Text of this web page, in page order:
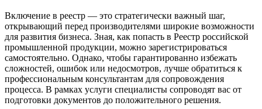
Включение в реестр — это стратегически важный шаг,
открывающий перед производителями широкие возможности
для развития бизнеса. Зная, как попасть в Реестр российской
промышленной продукции, можно зарегистрироваться
самостоятельно. Однако, чтобы гарантированно избежать
сложностей, ошибок или недосмотров, лучше обратиться к
профессиональным консультантам для сопровождения
процесса. В рамках услуги специалисты сопроводят вас от
подготовки документов до положительного решения.